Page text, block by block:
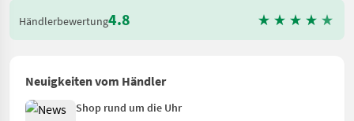
Händlerbewertung4.8
Neuigkeiten vom Händler
Shop rund um die Uhr